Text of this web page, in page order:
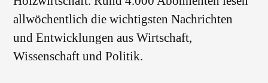
allwöchentlich die wichtigsten Nachrichten
und Entwicklungen aus Wirtschaft,
Wissenschaft und Politik.